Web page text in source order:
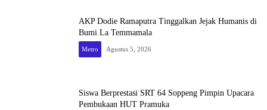
AKP Dodie Ramaputra Tinggalkan Jejak Humanis di
Bumi La Temmamala
Metro Agustus 5, 2026
Siswa Berprestasi SRT 64 Soppeng Pimpin Upacara
Pembukaan HUT Pramuka